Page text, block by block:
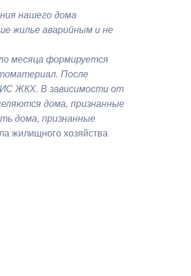
нашего дома
жилье аварийным и не
месяца формируется
После
ЖКХ. В зависимости от
дома, признанные
дома, признанные
жилищного хозяйства